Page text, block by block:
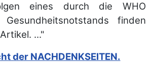
eines durch die WHO
Gesundheitsnotstands finden
..."
der NACHDENKSEITEN.